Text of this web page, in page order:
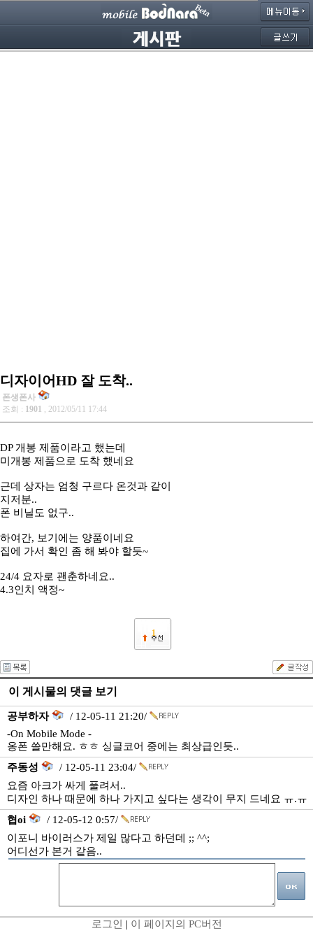
디자이어HD 잘 도착..
폰생폰사
조회 : 1901 , 2012/05/11 17:44
DP 개봉 제품이라고 했는데
미개봉 제품으로 도착 했네요
근데 상자는 엄청 구르다 온것과 같이
지저분..
폰 비닐도 없구..
하여간, 보기에는 양품이네요
집에 가서 확인 좀 해 봐야 할듯~
24/4 요자로 괜춘하네요..
4.3인치 액정~
1
이 게시물의 댓글 보기
공부하자
/ 12-05-11 21:20/
-On Mobile Mode -
옹폰 쓸만해요. ㅎㅎ 싱글코어 중에는 최상급인듯..
주동성
/ 12-05-11 23:04/
요즘 아크가 싸게 풀려서..
디자인 하나 때문에 하나 가지고 싶다는 생각이 무지 드네요 ㅠ.ㅠ
협oi
/ 12-05-12 0:57/
이포니 바이러스가 제일 많다고 하던데 ;; ^^;
어디선가 본거 같음..
로그인 | 이 페이지의 PC버전